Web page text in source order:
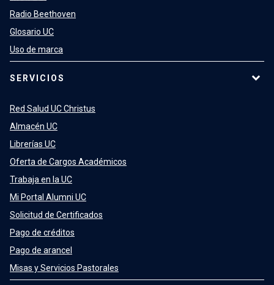
Radio Beethoven
Glosario UC
Uso de marca
SERVICIOS
Red Salud UC Christus
Almacén UC
Librerías UC
Oferta de Cargos Académicos
Trabaja en la UC
Mi Portal Alumni UC
Solicitud de Certificados
Pago de créditos
Pago de arancel
Misas y Servicios Pastorales